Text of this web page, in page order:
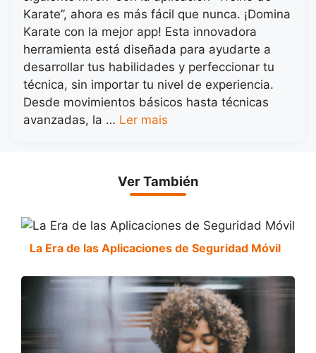
Karate”, ahora es más fácil que nunca. ¡Domina
Karate con la mejor app! Esta innovadora
herramienta está diseñada para ayudarte a
desarrollar tus habilidades y perfeccionar tu
técnica, sin importar tu nivel de experiencia.
Desde movimientos básicos hasta técnicas
avanzadas, la … Ler mais
Ver También
La Era de las Aplicaciones de Seguridad Móvil